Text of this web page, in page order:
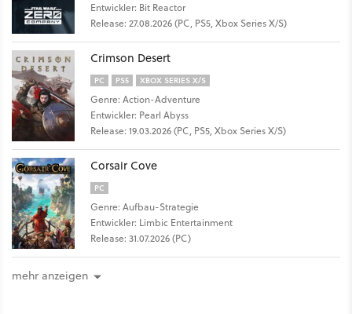
Entwickler: Bit Reactor
Release: 27.08.2026 (PC, PS5, Xbox Series X/S)
Crimson Desert
PC PS5 XBOX SERIES X/S
Genre: Action-Adventure
Entwickler: Pearl Abyss
Release: 19.03.2026 (PC, PS5, Xbox Series X/S)
Corsair Cove
PC
Genre: Aufbau-Strategie
Entwickler: Limbic Entertainment
Release: 31.07.2026 (PC)
mehr anzeigen